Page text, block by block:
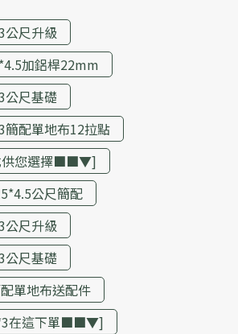
公尺升級
加鋁桿22mm
公尺基礎
配單地布12拉點
您選擇■■▼]
公尺簡配
公尺升級
公尺基礎
單地布送配件
在這下單■■▼]